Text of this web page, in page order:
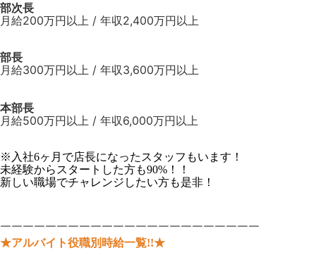
部次長
月給200万円以上 / 年収2,400万円以上
部長
月給300万円以上 / 年収3,600万円以上
本部長
月給500万円以上 / 年収6,000万円以上
※入社6ヶ月で店長になったスタッフもいます！
未経験からスタートした方も90%！！
新しい職場でチャレンジしたい方も是非！
￣￣￣￣￣￣￣￣￣￣￣￣￣￣￣￣￣￣￣￣￣￣￣
★アルバイト役職別時給一覧!!★